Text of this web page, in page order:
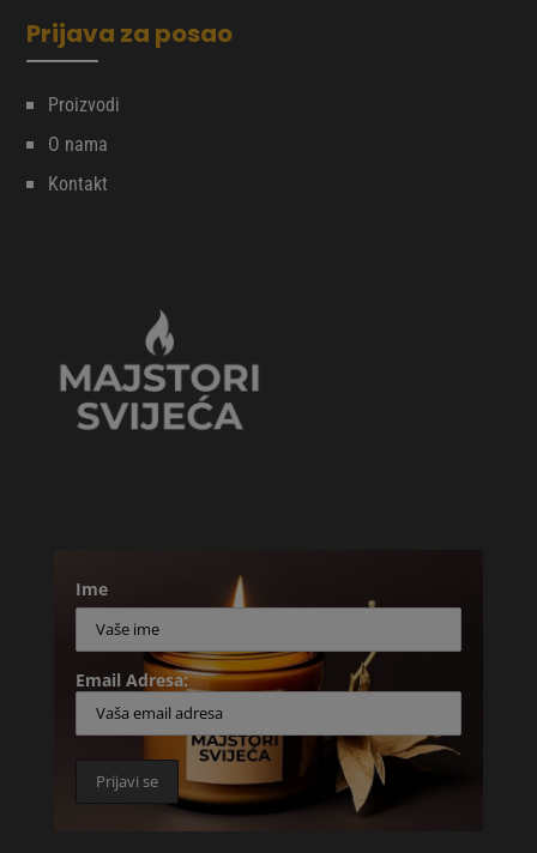
Prijava za posao
Proizvodi
O nama
Kontakt
Ime
Email Adresa: